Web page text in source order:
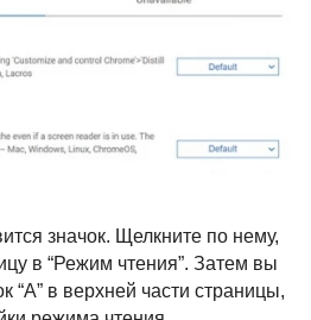
значок. Щелкните по нему,
в “Режим чтения”. Затем вы
“A” в верхней части страницы,